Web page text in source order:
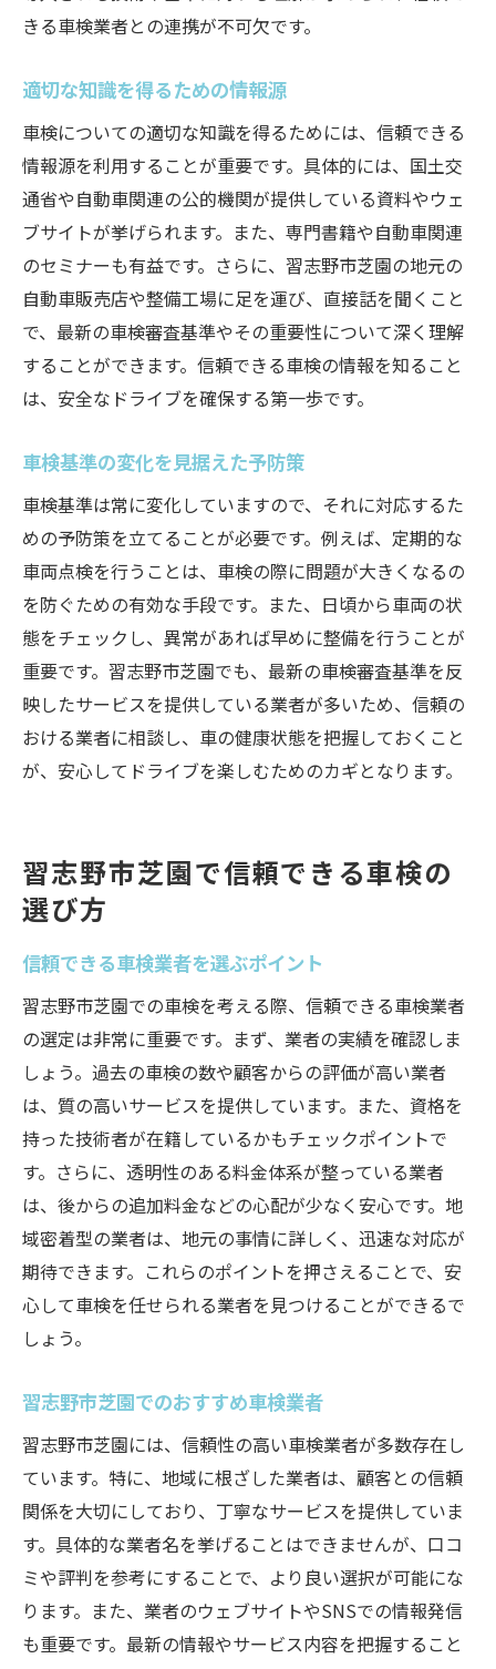
きる車検業者との連携が不可欠です。
適切な知識を得るための情報源
車検についての適切な知識を得るためには、信頼できる
情報源を利用することが重要です。具体的には、国土交
通省や自動車関連の公的機関が提供している資料やウェ
ブサイトが挙げられます。また、専門書籍や自動車関連
のセミナーも有益です。さらに、習志野市芝園の地元の
自動車販売店や整備工場に足を運び、直接話を聞くこと
で、最新の車検審査基準やその重要性について深く理解
することができます。信頼できる車検の情報を知ること
は、安全なドライブを確保する第一歩です。
車検基準の変化を見据えた予防策
車検基準は常に変化していますので、それに対応するた
めの予防策を立てることが必要です。例えば、定期的な
車両点検を行うことは、車検の際に問題が大きくなるの
を防ぐための有効な手段です。また、日頃から車両の状
態をチェックし、異常があれば早めに整備を行うことが
重要です。習志野市芝園でも、最新の車検審査基準を反
映したサービスを提供している業者が多いため、信頼の
おける業者に相談し、車の健康状態を把握しておくこと
が、安心してドライブを楽しむためのカギとなります。
習志野市芝園で信頼できる車検の
選び方
信頼できる車検業者を選ぶポイント
習志野市芝園での車検を考える際、信頼できる車検業者
の選定は非常に重要です。まず、業者の実績を確認しま
しょう。過去の車検の数や顧客からの評価が高い業者
は、質の高いサービスを提供しています。また、資格を
持った技術者が在籍しているかもチェックポイントで
す。さらに、透明性のある料金体系が整っている業者
は、後からの追加料金などの心配が少なく安心です。地
域密着型の業者は、地元の事情に詳しく、迅速な対応が
期待できます。これらのポイントを押さえることで、安
心して車検を任せられる業者を見つけることができるで
しょう。
習志野市芝園でのおすすめ車検業者
習志野市芝園には、信頼性の高い車検業者が多数存在し
ています。特に、地域に根ざした業者は、顧客との信頼
関係を大切にしており、丁寧なサービスを提供していま
す。具体的な業者名を挙げることはできませんが、口コ
ミや評判を参考にすることで、より良い選択が可能にな
ります。また、業者のウェブサイトやSNSでの情報発信
も重要です。最新の情報やサービス内容を把握すること